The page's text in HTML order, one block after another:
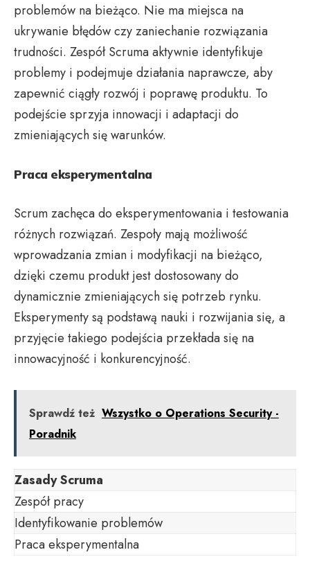
problemów na bieżąco. Nie ma miejsca na
ukrywanie błędów czy zaniechanie rozwiązania
trudności. Zespół Scruma aktywnie identyfikuje
problemy i podejmuje działania naprawcze, aby
zapewnić ciągły rozwój i poprawę produktu. To
podejście sprzyja innowacji i adaptacji do
zmieniających się warunków.
Praca eksperymentalna
Scrum zachęca do eksperymentowania i testowania
różnych rozwiązań. Zespoły mają możliwość
wprowadzania zmian i modyfikacji na bieżąco,
dzięki czemu produkt jest dostosowany do
dynamicznie zmieniających się potrzeb rynku.
Eksperymenty są podstawą nauki i rozwijania się, a
przyjęcie takiego podejścia przekłada się na
innowacyjność i konkurencyjność.
Sprawdź też Wszystko o Operations Security -
Poradnik
Zasady Scruma
Zespół pracy
Identyfikowanie problemów
Praca eksperymentalna